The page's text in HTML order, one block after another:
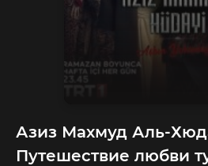
Азиз Махмуд Аль-
Путешествие любви